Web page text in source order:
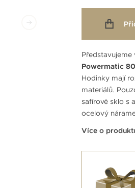
Představujeme
Powermatic 80
Hodinky mají
materiálů.
safírové sklo s
ocelový
Více o